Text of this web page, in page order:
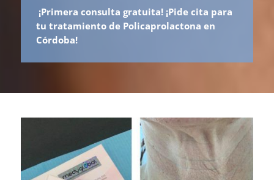
¡Primera consulta gratuita! ¡Pide cita para
tu tratamiento de Policaprolactona en
Córdoba!